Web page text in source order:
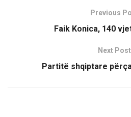
Previous
Faik Konica, 140
Next Post
Partitë shqiptare